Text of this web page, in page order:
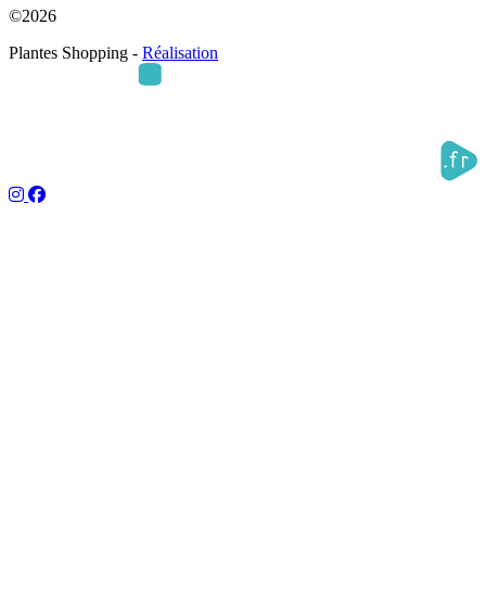
©2026
Plantes Shopping - Réalisation